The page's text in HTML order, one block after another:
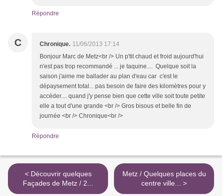
Répondre
C Chronique. 11/06/2013 17:14
Bonjour Marc de Metz<br /> Un p'tit chaud et froid aujourd'hui
n'est pas trop recommandé ... je taquine.... Quelque soit la
saison j'aime me ballader au plan d'eau car c'est le
dépaysement total... pas besoin de faire des kilomètres pour y
accéder.... quand j'y pense bien que cette ville soit toute petite
elle a tout d'une grande <br /> Gros bisous et belle fin de
journée <br /> Chronique<br />
Répondre
< Découvrir quelques
Façades de Metz / 2...
Metz / Quelques places du
centre ville... >